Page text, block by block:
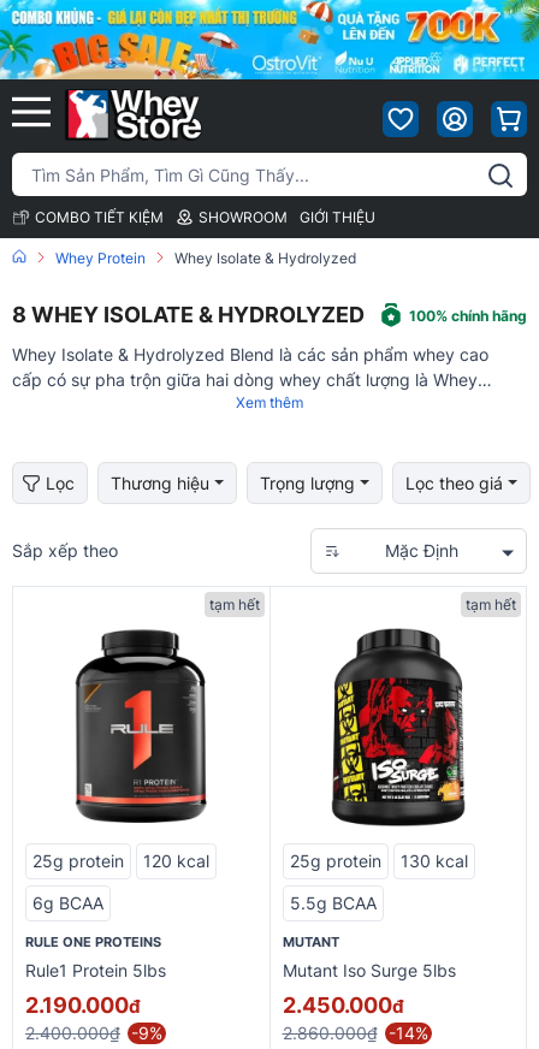
COMBO TIẾT KIỆM SHOWROOM GIỚI THIỆU
Whey Protein Whey Isolate & Hydrolyzed
8 WHEY ISOLATE & HYDROLYZED 100% chính hãng
Whey Isolate & Hydrolyzed Blend là các sản phẩm whey cao
cấp có sự pha trộn giữa hai dòng whey chất lượng là Whey
Isolate và Hydrolyzed Blend, thẩm thấu cực nhanh, hỗ trợ tăng
Xem thêm
Lọc Thương hiệu Trọng lượng Lọc theo giá
Sắp xếp theo Mặc Định
tạm hết
25g protein 120 kcal
6g BCAA
RULE ONE PROTEINS
Rule1 Protein 5lbs
2.190.000đ
2.400.000₫ -9%
tạm hết
25g protein 130 kcal
5.5g BCAA
MUTANT
Mutant Iso Surge 5lbs
2.450.000đ
2.860.000₫ -14%